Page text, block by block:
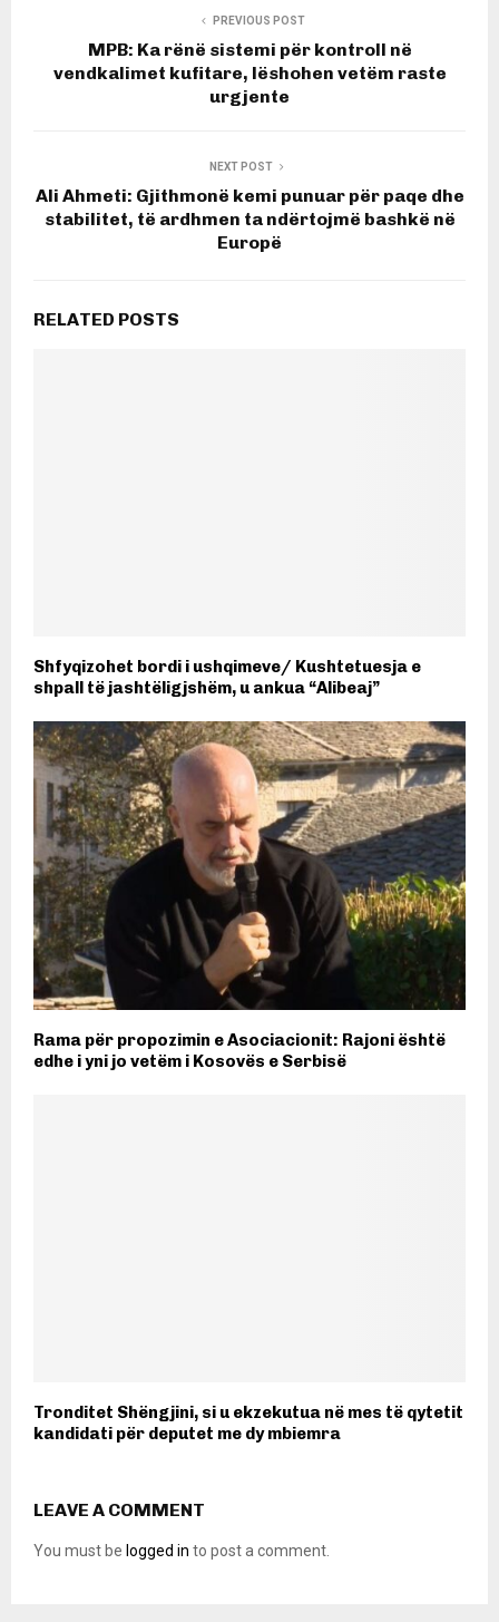
PREVIOUS POST
MPB: Ka rënë sistemi për kontroll në
vendkalimet kufitare, lëshohen vetëm raste
urgjente
NEXT POST
Ali Ahmeti: Gjithmonë kemi punuar për paqe dhe
stabilitet, të ardhmen ta ndërtojmë bashkë në
Europë
RELATED POSTS
Shfyqizohet bordi i ushqimeve/ Kushtetuesja e
shpall të jashtëligjshëm, u ankua “Alibeaj”
Rama për propozimin e Asociacionit: Rajoni është
edhe i yni jo vetëm i Kosovës e Serbisë
Tronditet Shëngjini, si u ekzekutua në mes të qytetit
kandidati për deputet me dy mbiemra
LEAVE A COMMENT
You must be logged in to post a comment.